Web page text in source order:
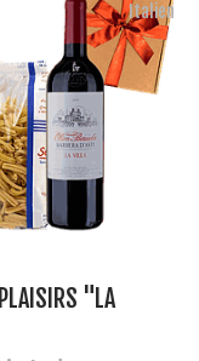
Italien
"LA